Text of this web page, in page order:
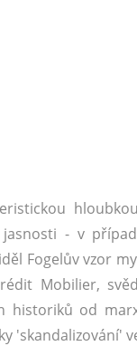
jasnosti - v
Fogelův vzor
Mobilier,
historiků od
'skandalizování'